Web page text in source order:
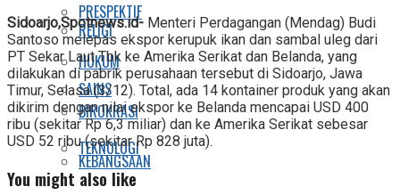
PRESPEKTIF
HUKUM
BIROKRASI
KEBANGSAAN
RELIGI
SAINS
TEKNOLOGI
Share
Sidoarjo,Spotnews.id- Menteri Perdagangan (Mendag) Budi
Santoso melepas ekspor kerupuk ikan dan sambal uleg dari
PT Sekar Laut Tbk ke Amerika Serikat dan Belanda, yang
dilakukan di pabrik perusahaan tersebut di Sidoarjo, Jawa
Timur, Selasa (3/12). Total, ada 14 kontainer produk yang akan
dikirim dengan nilai ekspor ke Belanda mencapai USD 400
ribu (sekitar Rp 6,3 miliar) dan ke Amerika Serikat sebesar
USD 52 ribu (sekitar Rp 828 juta).
You might also like